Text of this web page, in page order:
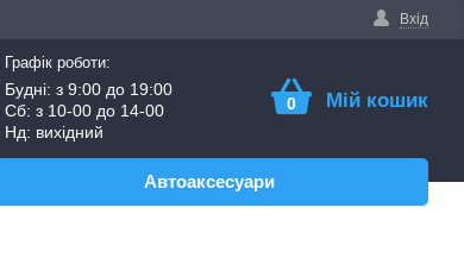
Вхід
Графік роботи:
Будні: з 9:00 до 19:00
Сб: з 10-00 до 14-00
Нд: вихідний
0 Мій кошик
Автоаксесуари